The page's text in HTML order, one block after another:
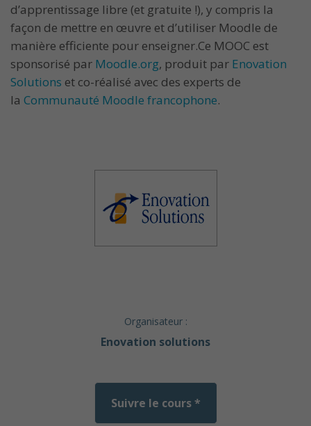
d’apprentissage libre (et gratuite !), y compris la
façon de mettre en œuvre et d’utiliser Moodle de
manière efficiente pour enseigner.Ce MOOC est
sponsorisé par Moodle.org, produit par Enovation
Solutions et co-réalisé avec des experts de
la Communauté Moodle francophone.
Organisateur :
Enovation solutions
Suivre le cours *